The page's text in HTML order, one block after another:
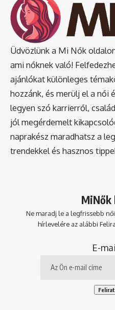
Üdvözlünk a Mi Nők
ami nőknek való!
ajánlókat különleges
hozzánk, és merülj el a női
legyen szó karrierről,
jól megérdemelt
naprakész maradhatsz a
trendekkel és hasznos
MiNők
Ne maradj le a legfrissebb
hírlevelére az alábbi
E-